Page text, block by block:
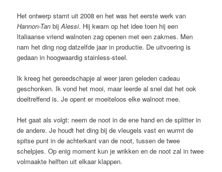
Het ontwerp stamt uit 2008 en het was het eerste werk van
Hannon-Tan bijAlessi. Hij kwam op het idee toen hij een
Italiaanse vriend walnoten zag openen met een zakmes. Men
nam het ding nog datzelfde jaar in productie. De uitvoering is
gedaan in hoogwaardig stainless-steel.
Ik kreeg het gereedschapje al weer jaren geleden cadeau
geschonken. Ik vond het mooi, maar leerde al snel dat het ook
doeltreffend is. Je opent er moeiteloos elke walnoot mee.
Het gaat als volgt: neem de noot in de ene hand en de splitter in
de andere. Je houdt het ding bij de vleugels vast en wurmt de
spitse punt in de achterkant van de noot, tussen de twee
schelpjes. Op enig moment kun je wrikken en de noot zal in twee
volmaakte helften uit elkaar klappen.